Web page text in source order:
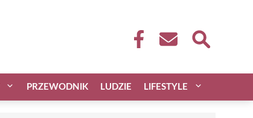
PRZEWODNIK LUDZIE LIFESTYLE